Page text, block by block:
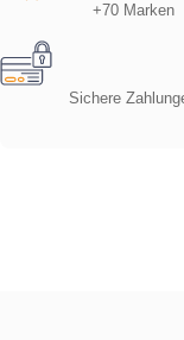
+70 Marken
Sichere